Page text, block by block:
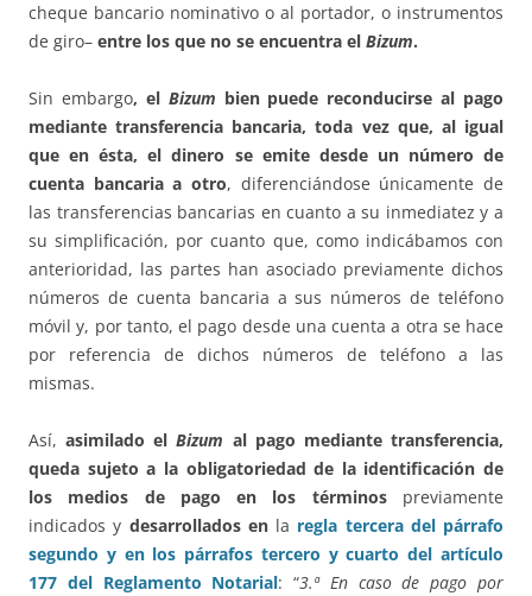
cheque bancario nominativo o al portador, o instrumentos
de giro– entre los que no se encuentra el Bizum.
Sin embargo, el Bizum bien puede reconducirse al pago
mediante transferencia bancaria, toda vez que, al igual
que en ésta, el dinero se emite desde un número de
cuenta bancaria a otro, diferenciándose únicamente de
las transferencias bancarias en cuanto a su inmediatez y a
su simplificación, por cuanto que, como indicábamos con
anterioridad, las partes han asociado previamente dichos
números de cuenta bancaria a sus números de teléfono
móvil y, por tanto, el pago desde una cuenta a otra se hace
por referencia de dichos números de teléfono a las
mismas.
Así,asimilado elBizum al pago mediante transferencia,
queda sujeto a la obligatoriedad de la identificación de
los medios de pago en los términos previamente
indicados y desarrollados enla regla tercera del párrafo
segundo y en los párrafos tercero y cuarto del artículo
177 del Reglamento Notarial: “3.ª En caso de pago por